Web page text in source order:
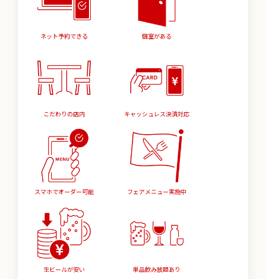
ネット予約できる 個室がある
こだわりの店内 キャッシュレス決済対応
スマホでオーダー可能 フェアメニュー実施中
生ビールが安い 単品飲み放題あり